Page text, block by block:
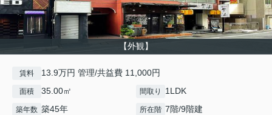
【外観】
賃料 13.9万円 管理/共益費 11,000円
面積 35.00㎡ 間取り 1LDK
築年数 築45年 所在階 7階/9階建